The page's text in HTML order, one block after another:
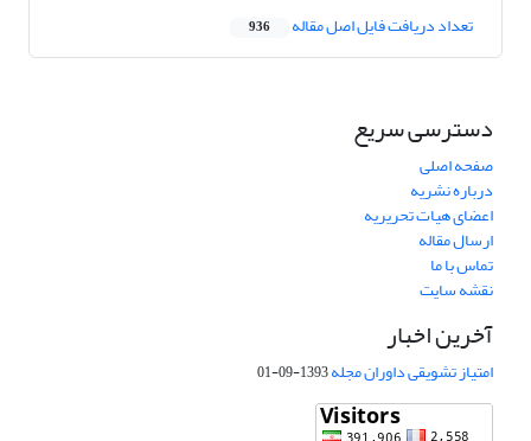
تعداد دریافت فایل اصل مقاله 936
دسترسی سریع
صفحه اصلی
درباره نشریه
اعضای هیات تحریریه
ارسال مقاله
تماس با ما
نقشه سایت
آخرین اخبار
امتیاز تشویقی داوران مجله1393-09-01